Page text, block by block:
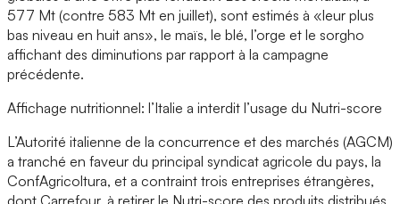
577 Mt (contre 583 Mt en juillet), sont estimés à «leur plus
bas niveau en huit ans», le maïs, le blé, l’orge et le sorgho
affichant des diminutions par rapport à la campagne
précédente.
Affichage nutritionnel: l’Italie a interdit l’usage du Nutri-score
L’Autorité italienne de la concurrence et des marchés (AGCM)
a tranché en faveur du principal syndicat agricole du pays, la
ConfAgricoltura, et a contraint trois entreprises étrangères,